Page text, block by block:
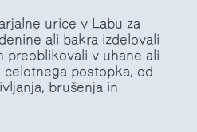
urice v Labu za
ali bakra izdelovali
preoblikovali v uhane ali
postopka, od
brušenja in